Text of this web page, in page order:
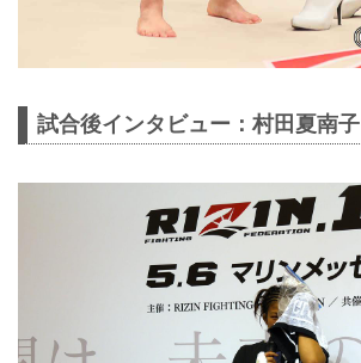
試合後インタビュー：村田夏南子